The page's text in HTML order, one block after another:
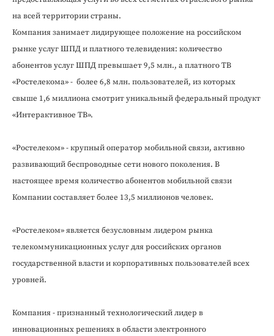
на всей территории страны.
Компания занимает лидирующее положение на российском
рынке услуг ШПД и платного телевидения: количество
абонентов услуг ШПД превышает 9,5 млн., а платного ТВ
«Ростелекома» - более 6,8 млн. пользователей, из которых
свыше 1,6 миллиона смотрит уникальный федеральный продукт
«Интерактивное ТВ».
«Ростелеком» - крупный оператор мобильной связи, активно
развивающий беспроводные сети нового поколения. В
настоящее время количество абонентов мобильной связи
Компании составляет более 13,5 миллионов человек.
«Ростелеком» является безусловным лидером рынка
телекоммуникационных услуг для российских органов
государственной власти и корпоративных пользователей всех
уровней.
Компания - признанный технологический лидер в
инновационных решениях в области электронного